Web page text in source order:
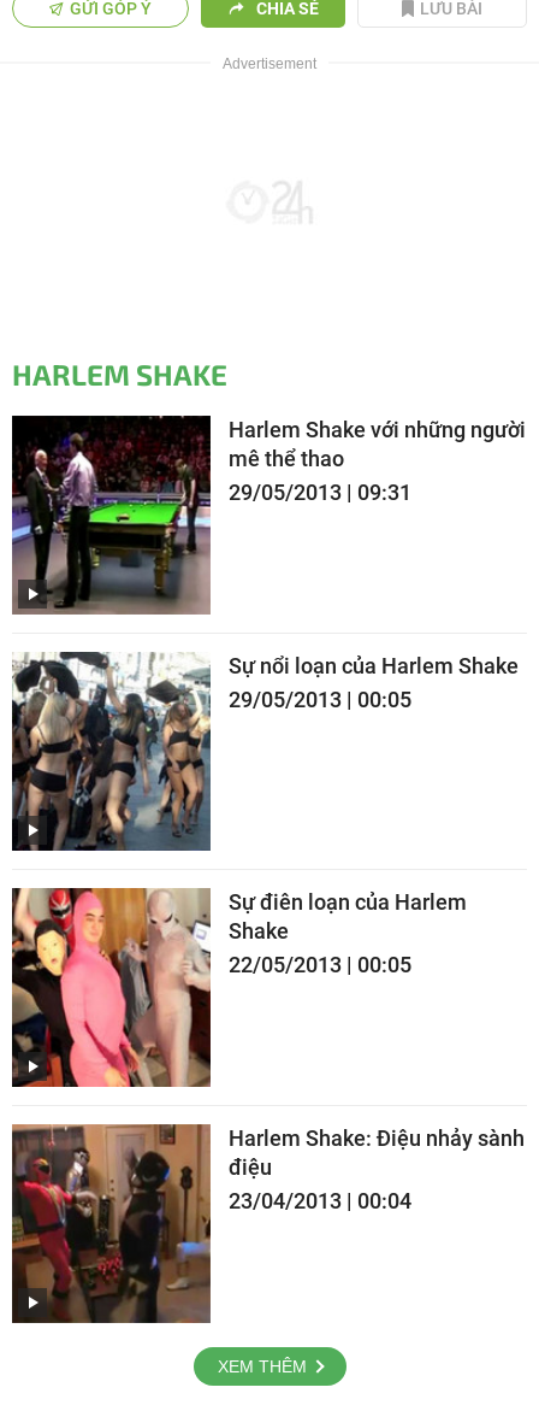
GỬI GÓP Ý CHIA SẺ LƯU BÀI
HARLEM SHAKE
Harlem Shake với những người
mê thể thao
29/05/2013 | 09:31
Sự nổi loạn của Harlem Shake
29/05/2013 | 00:05
Sự điên loạn của Harlem
Shake
22/05/2013 | 00:05
Harlem Shake: Điệu nhảy sành
điệu
23/04/2013 | 00:04
XEM THÊM